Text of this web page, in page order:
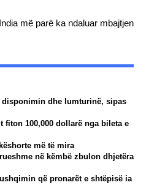
më parë ka ndaluar mbajtjen
dhe lumturinë, sipas
fiton 100,000 dollarë nga bileta e
më të mira
në këmbë zbulon dhjetëra
që pronarët e shtëpisë ia